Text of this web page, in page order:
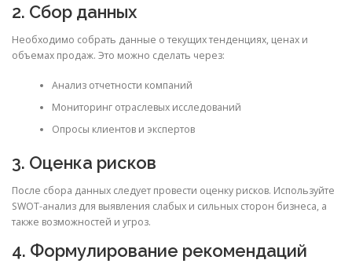
2. Сбор данных
Необходимо собрать данные о текущих тенденциях, ценах и
объемах продаж. Это можно сделать через:
Анализ отчетности компаний
Мониторинг отраслевых исследований
Опросы клиентов и экспертов
3. Оценка рисков
После сбора данных следует провести оценку рисков. Используйте
SWOT-анализ для выявления слабых и сильных сторон бизнеса, а
также возможностей и угроз.
4. Формулирование рекомендаций